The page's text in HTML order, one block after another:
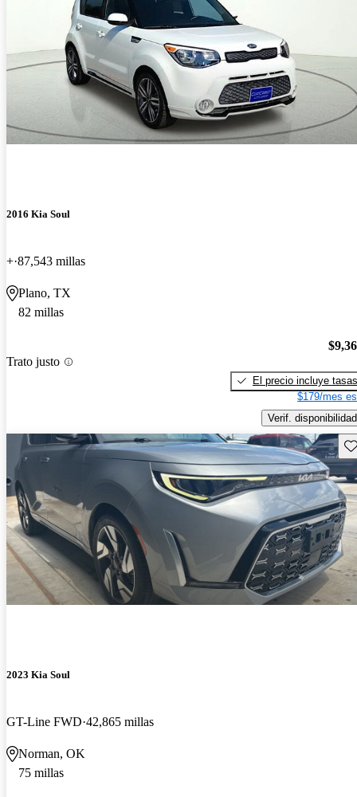
2016 Kia Soul
+ 87,543 millas
Plano, TX
82 millas
Trato justo
El precio incluye tasas
$179/mes
Verif. disponibilidad
2023 Kia Soul
GT-Line FWD 42,865 millas
Norman, OK
75 millas